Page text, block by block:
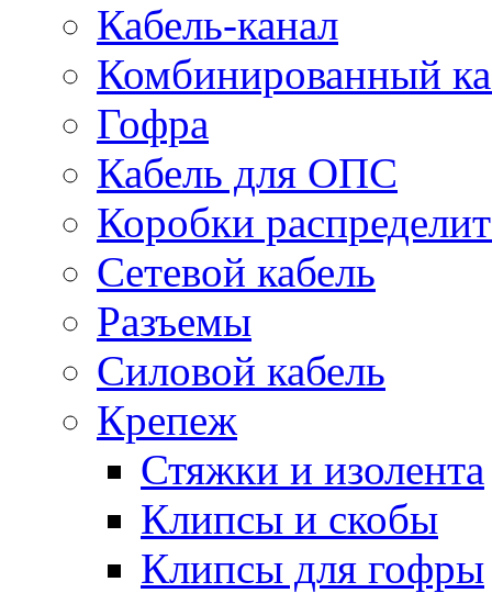
Кабель-канал
Комбинированный
Гофра
Кабель для ОПС
Коробки
Сетевой кабель
Разъемы
Силовой кабель
Крепеж
Стяжки и изолента
Клипсы и скобы
Клипсы для гофры